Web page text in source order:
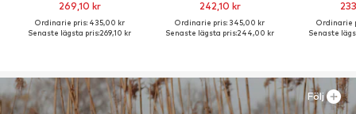
269,10 kr
Ordinarie pris: 435,00 kr
Senaste lägsta pris:269,10 kr
242,10 kr
Ordinarie pris: 345,00 kr
Senaste lägsta pris:244,00 kr
Ordinarie
Senaste
Följ